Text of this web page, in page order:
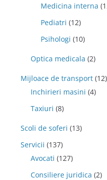
Medicina interna
Pediatri (12)
Psihologi (10)
Optica medicala (2)
Mijloace de transport (12)
Inchirieri masini (4)
Taxiuri (8)
Scoli de soferi (13)
Servicii (137)
Avocati (127)
Consiliere juridica (2)